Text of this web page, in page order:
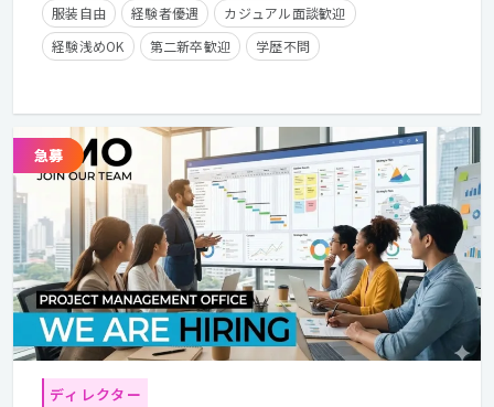
服装自由 経験者優遇
カジュアル面談歓迎
経験浅めOK
第二新卒歓迎
学歴不問
在宅勤務可
クライアントとの直接取引多数
ディレクター